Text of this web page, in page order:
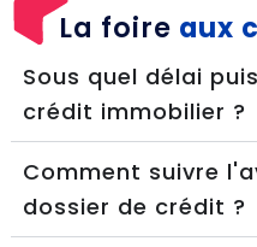
La foire aux
Sous quel délai
crédit immobilier ?
Comment suivre
dossier de crédit ?